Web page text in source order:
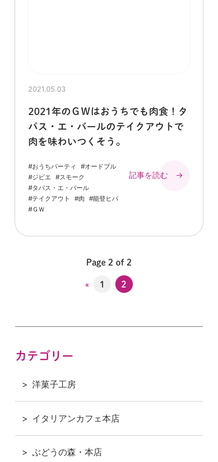
2021.05.03
2021年のＧＷはおうちでも肉食！タ
パス・エ・バールのテイクアウトで
肉を味わいつくそう。
#おうちパーティ
#オードブル
#ジビエ
#スモーク
#タパス・エ・バール
#テイクアウト
#肉
#能登ヒバ
#ＧＷ
記事を読む →
Page 2 of 2
« 1 2
カテゴリー
洋菓子工房
イタリアンカフェ本店
ぶどうの森・本店